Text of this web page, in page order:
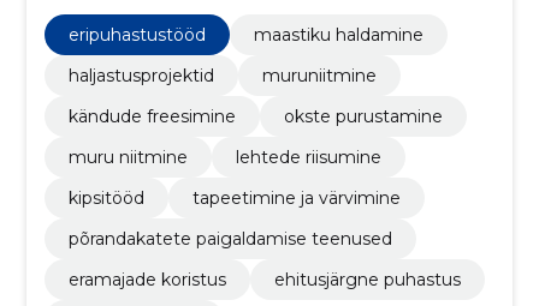
eripuhastustööd
maastiku haldamine
haljastusprojektid
muruniitmine
kändude freesimine
okste purustamine
muru niitmine
lehtede riisumine
kipsitööd
tapeetimine ja värvimine
põrandakatete paigaldamise teenused
eramajade koristus
ehitusjärgne puhastus